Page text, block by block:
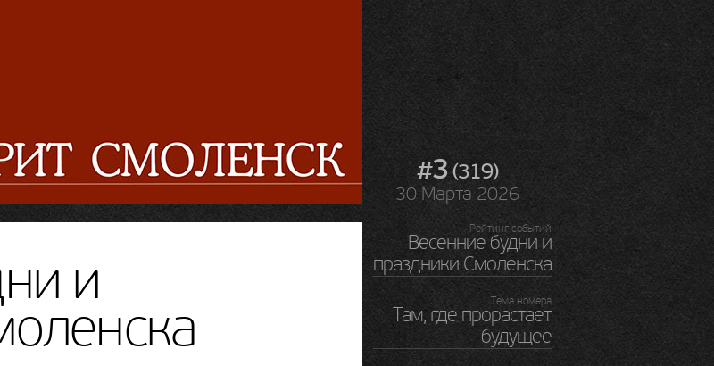
#3 (319)
30 Марта 2026
и
Рейтинг событий
Весенние будни и
праздники Смоленска
Тема номера
Там, где прорастает
будущее